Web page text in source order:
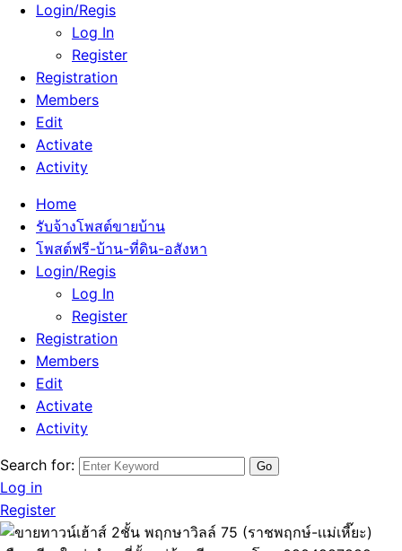
Login/Regis
Log In
Register
Registration
Members
Edit
Activate
Activity
Home
รับจ้างโพสต์ขายบ้าน
โพสต์ฟรี-บ้าน-ที่ดิน-อสังหา
Login/Regis
Log In
Register
Registration
Members
Edit
Activate
Activity
Search for:
Log in
Register